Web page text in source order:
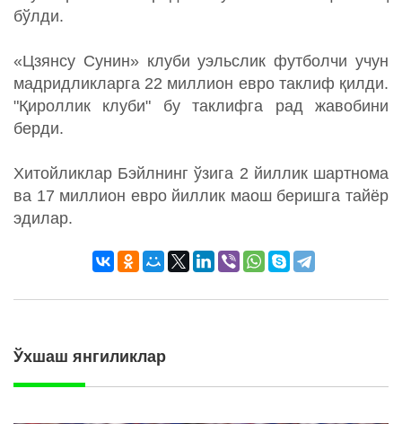
бўлди.
«Цзянсу Сунин» клуби уэльслик футболчи учун
мадридликларга 22 миллион евро таклиф қилди.
"Қироллик клуби" бу таклифга рад жавобини
берди.
Хитойликлар Бэйлнинг ўзига 2 йиллик шартнома
ва 17 миллион евро йиллик маош беришга тайёр
эдилар.
Ўхшаш янгиликлар